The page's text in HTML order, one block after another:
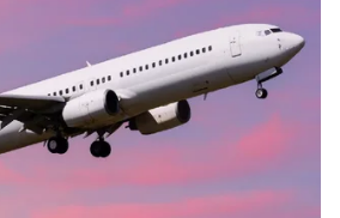
பார்க்க முடியாத நிலை
சாலைகளில்
இடங்களில்
போக்குவரத்து
இதனால் சுற்றுலா
இரண்டு தினங்களுக்கு